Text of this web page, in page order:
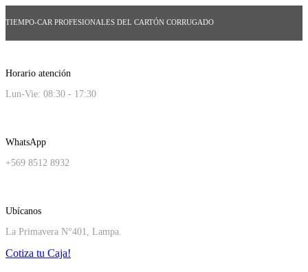
TIEMPO-CAR PROFESIONALES DEL CARTÓN CORRUGADO
Horario atención
Lun-Vie: 08:30 - 17:30
WhatsApp
+569 8512 8932
Ubícanos
La Primavera N°401, Lampa.
Cotiza tu Caja!